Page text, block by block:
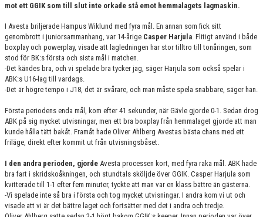
mot ett GGIK som till slut inte orkade stå emot hemmalagets lagmaskin.
I Avesta briljerade Hampus Wiklund med fyra mål. En annan som fick sitt
genombrott i juniorsammanhang, var 14-årige Casper Harjula . Flitigt använd i både
boxplay och powerplay, visade att lagledningen har stor tilltro till tonåringen, som
stod för BK:s första och sista mål i matchen.
-Det kändes bra, och vi spelade bra tycker jag, säger Harjula som också spelar i
ABK:s U16-lag till vardags.
-Det är högre tempo i J18, det är svårare, och man måste spela snabbare, säger han.
Första periodens enda mål, kom efter 41 sekunder, när Gävle gjorde 0-1. Sedan drog
ABK på sig mycket utvisningar, men ett bra boxplay från hemmalaget gjorde att man
kunde hålla tätt bakåt. Framåt hade Oliver Ahlberg Avestas bästa chans med ett
friläge, direkt efter kommit ut från utvisningsbåset.
I den andra perioden, gjorde Avesta processen kort, med fyra raka mål. ABK hade
bra fart i skridskoåkningen, och stundtals sköljde över GGIK. Casper Harjula som
kvitterade till 1-1 efter fem minuter, tyckte att man var en klass bättre än gästerna.
-Vi spelade inte så bra i första och tog mycket utvisningar. I andra kom vi ut och
visade att vi är det bättre laget och fortsätter med det i andra och tredje.